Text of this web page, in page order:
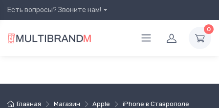
Есть вопросы? Звоните нам!
0
Главная Магазин Apple
iPhone в Ставрополе